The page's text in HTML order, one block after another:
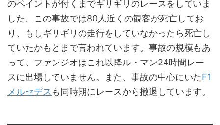
のペイントが付くまでギリギリのレースをしていま
した。この事故では80人近くの観客が死亡してお
り、もしギリギリの走行をしていなかったら死亡し
ていたかもとまで言われています。事故の規模もあ
って、ファンジオはこれ以降ル・マン24時間レー
スに出場していません。また、事故の中心にいたF1
メルセデス も同時期にレースから撤退しています。